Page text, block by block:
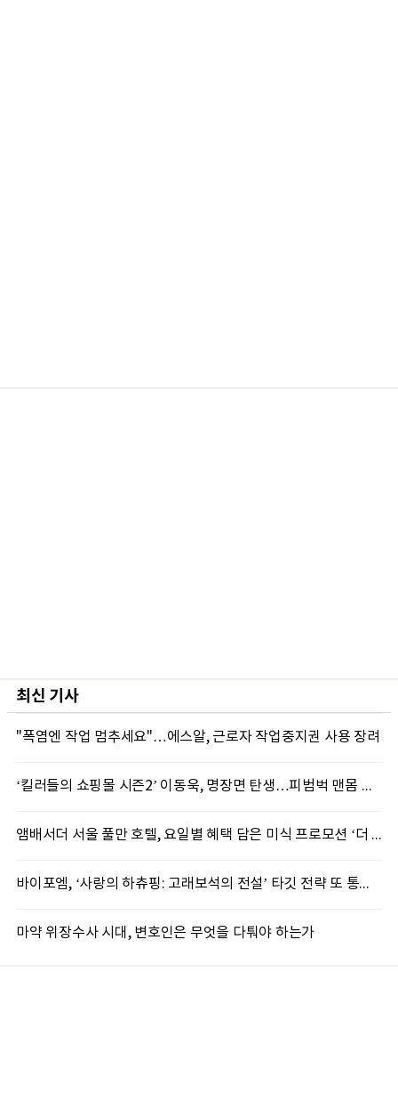
최신 기사
"폭염엔 작업 멈추세요"…에스알, 근로자 작업중지권 사용 장려
‘킬러들의 쇼핑몰 시즌2’ 이동욱, 명장면 탄생…피범벅 맨몸 액션 ‘감탄’
앰배서더 서울 풀만 호텔, 요일별 혜택 담은 미식 프로모션 ‘더 킹스 : 다이닝 프리빌리지즈’ 선봬
바이포엠, ‘사랑의 하츄핑: 고래보석의 전설’ 타깃 전략 또 통했다
마약 위장수사 시대, 변호인은 무엇을 다퉈야 하는가